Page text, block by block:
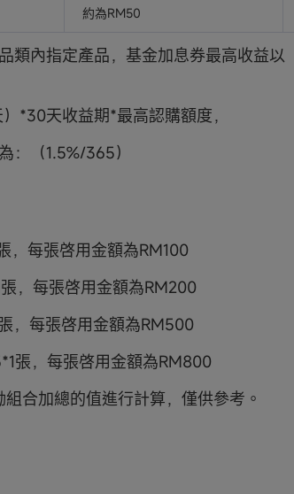
免責聲明
約為RM50
類內指定產品，基金加息券最高收益以
*30天收益期*最高認購額度，
：（1.5%/365）
，每張啓用金額為RM100
，每張啓用金額為RM200
，每張啓用金額為RM500
張，每張啓用金額為RM800
合加總的值進行計算，僅供參考。